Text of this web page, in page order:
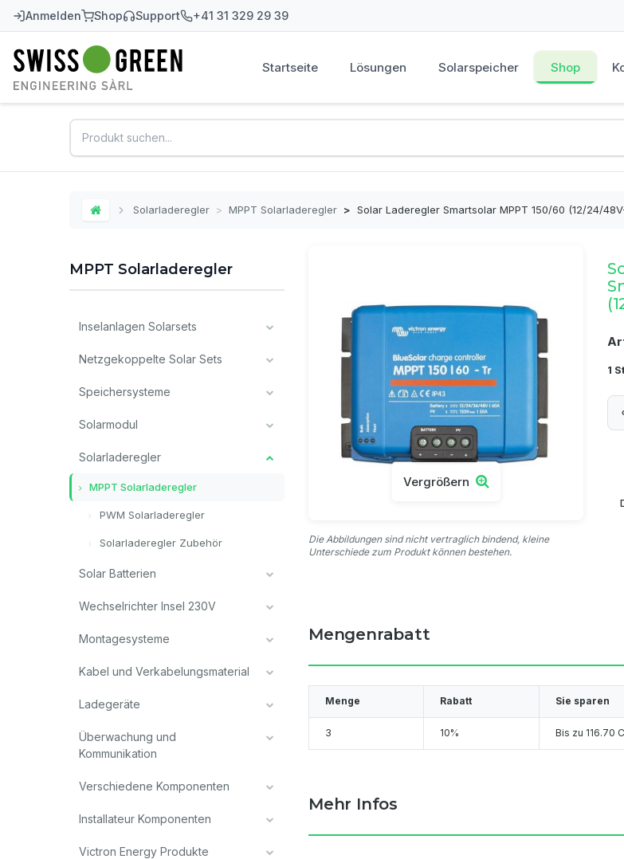
Anmelden Shop Support +41 31 329 29 39
Swiss-Green Startseite Lösungen Solarspeicher Shop
Home Solarladeregler > MPPT Solarladeregler > Solar Laderegler Smartsolar MPPT 150/60 (12/24/
MPPT Solarladeregler
Inselanlagen Solarsets
Netzgekoppelte Solar Sets
Speichersysteme
Solarmodul
Solarladeregler
MPPT Solarladeregler
PWM Solarladeregler
Solarladeregler Zubehör
Solar Batterien
Wechselrichter Insel 230V
Montagesysteme
Kabel und Verkabelungsmaterial
Ladegeräte
Überwachung und
Kommunikation
Verschiedene Komponenten
Installateur Komponenten
Victron Energy Produkte
Vergrößern
Die Abbildungen sind nicht vertraglich bindend, kleine
Unterschiede zum Produkt können bestehen.
1
Mengenrabatt
Menge Rabatt Sie sparen
3 10% Bis zu 116.70
Mehr Infos